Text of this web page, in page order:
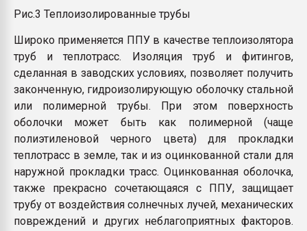
Рис.3 Теплоизолированные трубы
Широко применяется ППУ в качестве теплоизолятора
труб и теплотрасс. Изоляция труб и фитингов,
сделанная в заводских условиях, позволяет получить
законченную, гидроизолирующую оболочку стальной
или полимерной трубы. При этом поверхность
оболочки может быть как полимерной (чаще
полиэтиленовой черного цвета) для прокладки
теплотрасс в земле, так и из оцинкованной стали для
наружной прокладки трасс. Оцинкованная оболочка,
также прекрасно сочетающаяся с ППУ, защищает
трубу от воздействия солнечных лучей, механических
повреждений и других неблагоприятных факторов.